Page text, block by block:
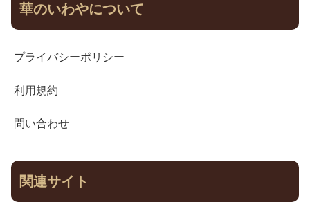
華のいわやについて
プライバシーポリシー
利用規約
問い合わせ
関連サイト